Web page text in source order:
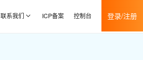
联系我们 ICP备案 控制台 登录/注册